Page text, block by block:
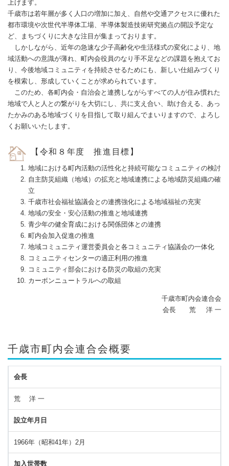
上げます。
千歳市は若年層が多く人口の増加に加え、自然や交通アクセスに優れた
都市環境や次世代半導体工場、半導体製造技術研究拠点の開設予定な
ど、まちづくりに大きな注目が集まっております。
しかしながら、近年の急速な少子高齢化や生活様式の変化により、地
域活動への意識が薄れ、町内会役員のなり手不足などの課題を抱えてお
り、今後地域コミュニティを持続させるためにも、新しい仕組みづくり
を模索し、形成していくことが求められています。
このため、各町内会・自治会と連携しながらすべての人が住み慣れた
地域で人と人との繋がりを大切にし、共に支え合い、助け合える、あっ
たかみのある地域づくりを目指して取り組んでまいりますので、よろし
くお願いいたします。
【令和８年度 推進目標】
地域における町内活動の活性化と持続可能なコミュニティの検討
自主防災組織（地域）の拡充と地域連携による地域防災組織の確
立
千歳市社会福祉協議会との連携強化による地域福祉の充実
地域の安全・安心活動の推進と地域連携
青少年の健全育成における関係団体との連携
町内会加入促進の推進
地域コミュニティ運営委員会と各コミュニティ協議会の一体化
コミュニティセンターの適正利用の推進
コミュニティ部会における防災の取組の充実
カーボンニュートラルへの取組
千歳市町内会連合会
会長 荒 洋 一
千歳市町内会連合会概要
会長
荒 洋 一
設立年月日
1966年（昭和41年）2月
加入世帯数